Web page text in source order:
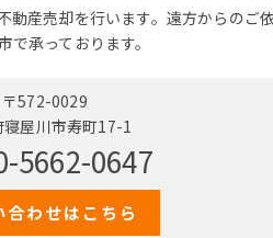
動産売却を行います。遠方からの
承っております。
〒572-0029
寝屋川市寿町17-1
5662-0647
合わせはこちら